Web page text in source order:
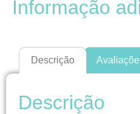
Informação
Descrição
Descrição